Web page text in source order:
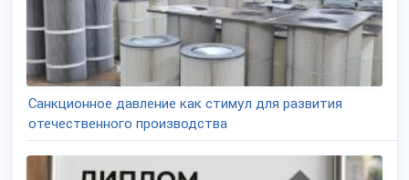
Санкционное давление как стимул для развития
отечественного производства